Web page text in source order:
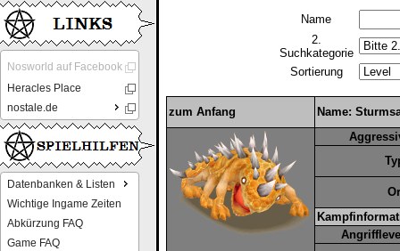
Nosworld auf Facebook
Heracles Place
nostale.de
Datenbanken & Listen
Wichtige Ingame Zeiten
Abkürzung FAQ
Game FAQ
Name
2.
Suchkategorie
Sortierung
zum Anfang
Name: